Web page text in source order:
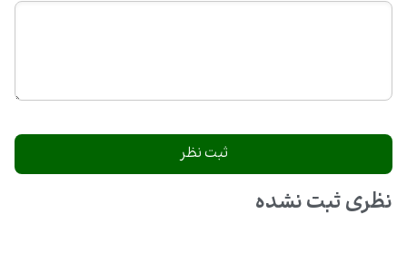
نظری ثبت نشده